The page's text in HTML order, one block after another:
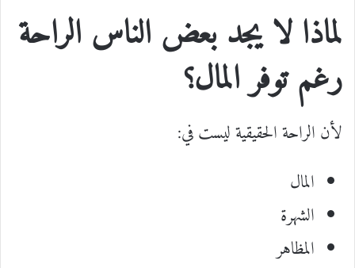
لماذا لا يجد بعض الناس الراحة
رغم توفر المال؟
لأن الراحة الحقيقية ليست في:
المال
الشهرة
المظاهر